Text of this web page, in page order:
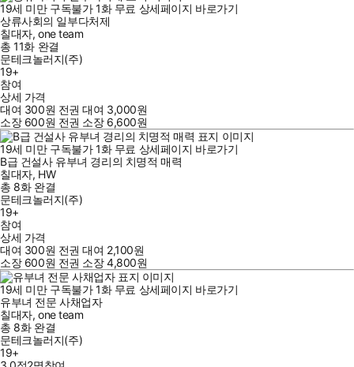
19세 미만 구독불가 1화 무료 상세페이지 바로가기
상류사회의 일부다처제
칠대자, one team
총 11화 완결
문테크놀러지(주)
19+
참여
상세 가격
대여 300원 전권 대여 3,000원
소장 600원 전권 소장 6,600원
19세 미만 구독불가 1화 무료 상세페이지 바로가기
B급 건설사 유부녀 경리의 치명적 매력
칠대자, HW
총 8화 완결
문테크놀러지(주)
19+
참여
상세 가격
대여 300원 전권 대여 2,100원
소장 600원 전권 소장4,800원
19세 미만 구독불가 1화 무료 상세페이지 바로가기
유부녀 전문 사채업자
칠대자, one team
총 8화 완결
문테크놀러지(주)
19+